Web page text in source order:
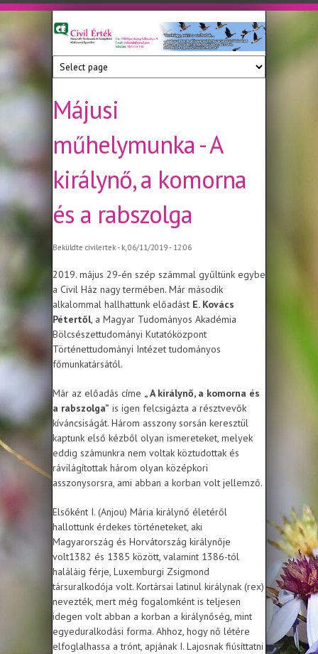
Ugrás a tartalomra
Civil
Érték
Nonprofit
Tanácsadó
és
Közhasznú
Májusi
műhelymunka - A
királynő, a komorna
és a rabszolga
Beküldte civilertek- k, 06/11/2019 - 12:06
2019. május 29-én szép számmal gyűltünk egybe
a Civil Ház nagy termében. Már második
alkalommal hallhattunk előadást E. Kovács
Pétertől, a Magyar Tudományos Akadémia
Bölcsészettudományi Kutatóközpont
Történettudományi Intézet tudományos
főmunkatársától.
Már az előadás címe „ A királynő, a komorna és
a rabszolga” is igen felcsigázta a résztvevők
kíváncsiságát. Három asszony sorsán keresztül
kaptunk első kézből olyan ismereteket, melyek
eddig számunkra nem voltak köztudottak és
rávilágítottak három olyan középkori
asszonysorsra, ami abban a korban volt jellemző.
Elsőként I. (Anjou) Mária királynő életéről
hallottunk érdekes történeteket, aki
Magyarország és Horvátország királynője
volt1382 és 1385 között, valamint 1386-tól
haláláig férje, Luxemburgi Zsigmond
társuralkodója volt. Kortársai latinul királynak (rex)
nevezték, mert még fogalomként is teljesen
idegen volt abban a korban a királynőség, mint
egyeduralkodási forma. Ahhoz, hogy nő létére
elfoglalhassa a trónt, apjának I. Lajosnak fiúsíttatni